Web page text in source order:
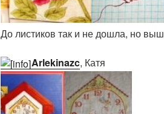
До листиков так и не дошла, но
Arlekinazc, Катя